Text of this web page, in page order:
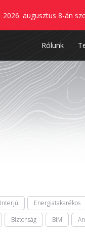
2026. augusztus 8-án
Rólunk
Interjú Energiatakarékos
Biztonság BIM